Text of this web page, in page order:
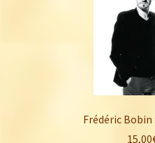
Frédéric Bobin
15,00